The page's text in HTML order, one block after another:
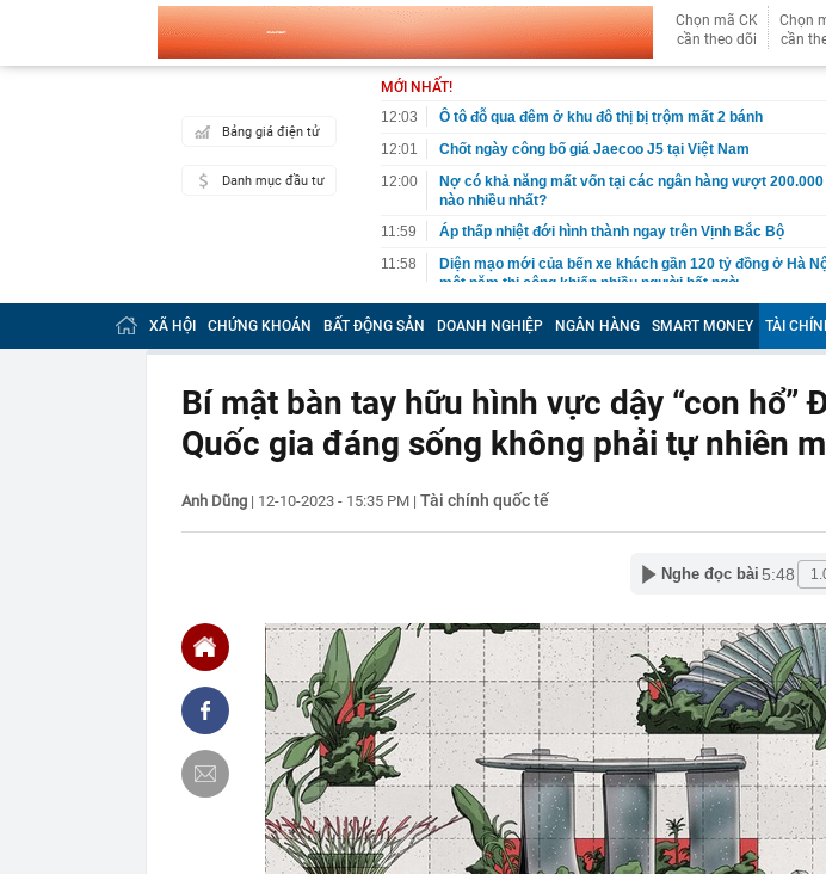
Chọn mã CK
cần theo dõi
Chọn
cần
Bảng giá điện tử
Danh mục đầu tư
MỚI NHẤT!
12:03
Ô tô đỗ qua đêm ở khu đô thị bị trộm mất 2 bánh
12:01
Chốt ngày công bố giá Jaecoo J5 tại Việt Nam
12:00
Nợ có khả năng mất vốn tại các ngân hàng vượt
nào nhiều nhất?
11:59
Áp thấp nhiệt đới hình thành ngay trên Vịnh Bắc Bộ
11:58
Diện mạo mới của bến xe khách gần 120 tỷ đồng ở Hà
một năm thi công khiến nhiều người bất ngờ
11:50
Việt Nam có 1 đại học vùng vừa đạt doanh thu 2.200 tỷ
516 tỷ đồng/năm, quy tụ đến 2.443 Thạc sĩ, Tiến sĩ, Phó
sư
Doanh nghiệp địa ốc tập trung vào giá trị thực của thị
11:44
Khu Đông TP. Hồ Chí Minh sắp có hàng ngàn căn hộ cao
trường quý III/2026
11:42
Siêu dự án LRT 9.000 tỷ tại Phú Quốc: Lộ trình “nghẹt
lộ mục tiêu thăm dò 100 tấn vàng
11:37
Công an Hà Nội xác minh ô tô đỗ ở khu đô thị bị trộm
11:36
Đường ven sông Hồng bị sạt do mưa lớn
11:33
Tổ hợp sở hữu ballroom lớn nhất thế giới ở Việt Nam
“thần tốc”, hiện rõ dáng vóc bên bờ biển
11:32
3 bộ phận của cá không nên ăn: Có bộ phận chứa độc tố,
thể gây suy thận
11:31
SK hynix tăng tốc cuộc đua bộ nhớ AI với chuẩn HBF
11:30
Nhận cuộc gọi từ shipper, tài khoản ngân hàng lập tức
chuyển tiền hơn 28 triệu đồng: Cô gái sinh năm 1990
XÃ HỘI CHỨNG KHOÁN BẤT ĐỘNG SẢN DOANH NGHIỆP NGÂN HÀNG SMART MONEY TÀI
Bí mật bàn tay hữu hình vực dậy “con hổ”
Quốc gia đáng sống không phải tự nhiên
Anh Dũng | 12-10-2023 - 15:35 PM | Tài chính quốc tế
Nghe đọc bài 5:48